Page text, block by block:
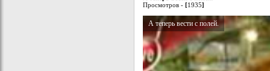
Просмотров - [1935]
А теперь вести с полей.